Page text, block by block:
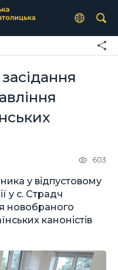
603
у відпустовому
у с. Страдч
новобраного
каноністів